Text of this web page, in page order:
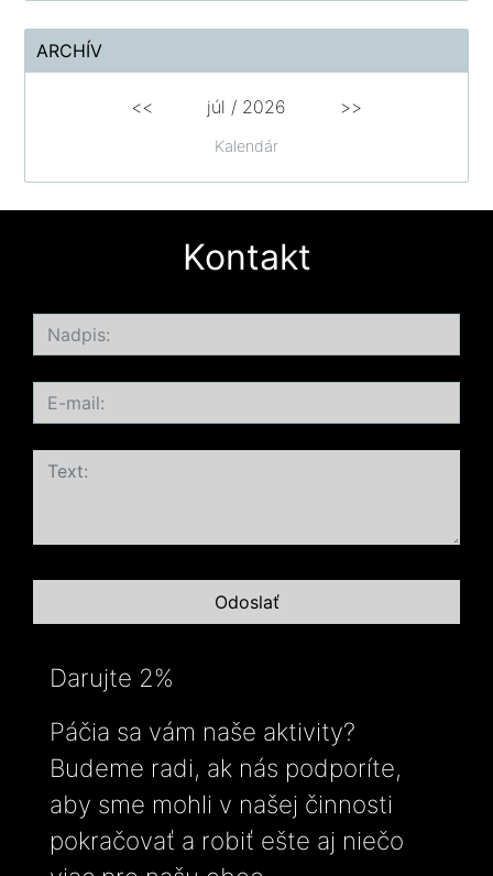
ARCHÍV
Kalendár
<< júl / 2026 >>
Kontakt
Darujte 2%
Páčia sa vám naše aktivity?
Budeme radi, ak nás podporíte,
aby sme mohli v našej činnosti
pokračovať a robiť ešte aj niečo